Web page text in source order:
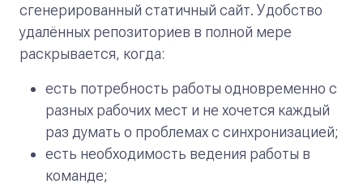
сгенерированный статичный сайт. Удобство
удалённых репозиториев в полной мере
раскрывается, когда:
есть потребность работы одновременно с
разных рабочих мест и не хочется каждый
раз думать о проблемах с синхронизацией;
есть необходимость ведения работы в
команде;